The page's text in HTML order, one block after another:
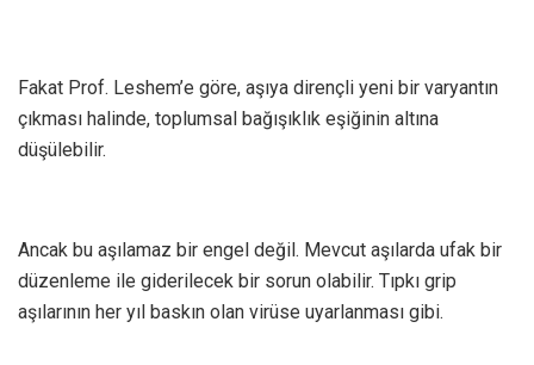
Fakat Prof. Leshem’e göre, aşıya dirençli yeni bir varyantın
çıkması halinde, toplumsal bağışıklık eşiğinin altına
düşülebilir.
Ancak bu aşılamaz bir engel değil. Mevcut aşılarda ufak bir
düzenleme ile giderilecek bir sorun olabilir. Tıpkı grip
aşılarının her yıl baskın olan virüse uyarlanması gibi.